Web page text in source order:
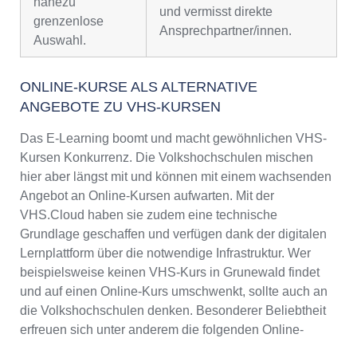
grenzenlose
Auswahl.
und vermisst direkte
Ansprechpartner/innen.
ONLINE-KURSE ALS ALTERNATIVE
ANGEBOTE ZU VHS-KURSEN
Das E-Learning boomt und macht gewöhnlichen VHS-
Kursen Konkurrenz. Die Volkshochschulen mischen
hier aber längst mit und können mit einem wachsenden
Angebot an Online-Kursen aufwarten. Mit der
VHS.Cloud haben sie zudem eine technische
Grundlage geschaffen und verfügen dank der digitalen
Lernplattform über die notwendige Infrastruktur. Wer
beispielsweise keinen VHS-Kurs in Grunewald findet
und auf einen Online-Kurs umschwenkt, sollte auch an
die Volkshochschulen denken. Besonderer Beliebtheit
erfreuen sich unter anderem die folgenden Online-